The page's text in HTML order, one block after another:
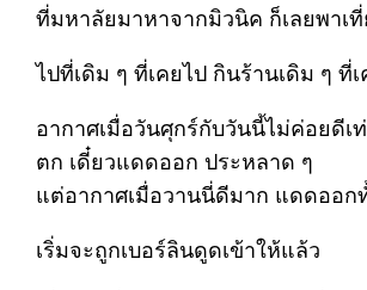
ที่มหาลัยมาหาจากมิวนิค ก็เลยพาเที่
ไปที่เดิม ๆ ที่เคยไป กินร้านเดิม ๆ ที่
อากาศเมื่อวันศุกร์กับวันนี้ไม่ค่อยดีเ
ตก เดี๋ยวแดดออก ประหลาด ๆ
แต่อากาศเมื่อวานนี่ดีมาก แดดออก
เริ่มจะถูกเบอร์ลินดูดเข้าให้แล้ว